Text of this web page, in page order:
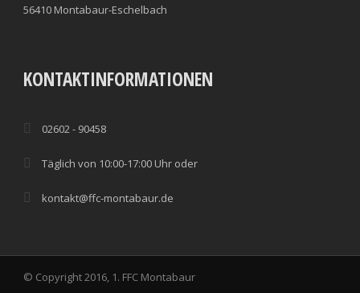
56410 Montabaur-Eschelbach
KONTAKTINFORMATIONEN
02602 - 90458
Täglich von 10:00-17:00 Uhr oder
kontakt@ffc-montabaur.de
© Copyright 2016, 1. FFC Montabaur